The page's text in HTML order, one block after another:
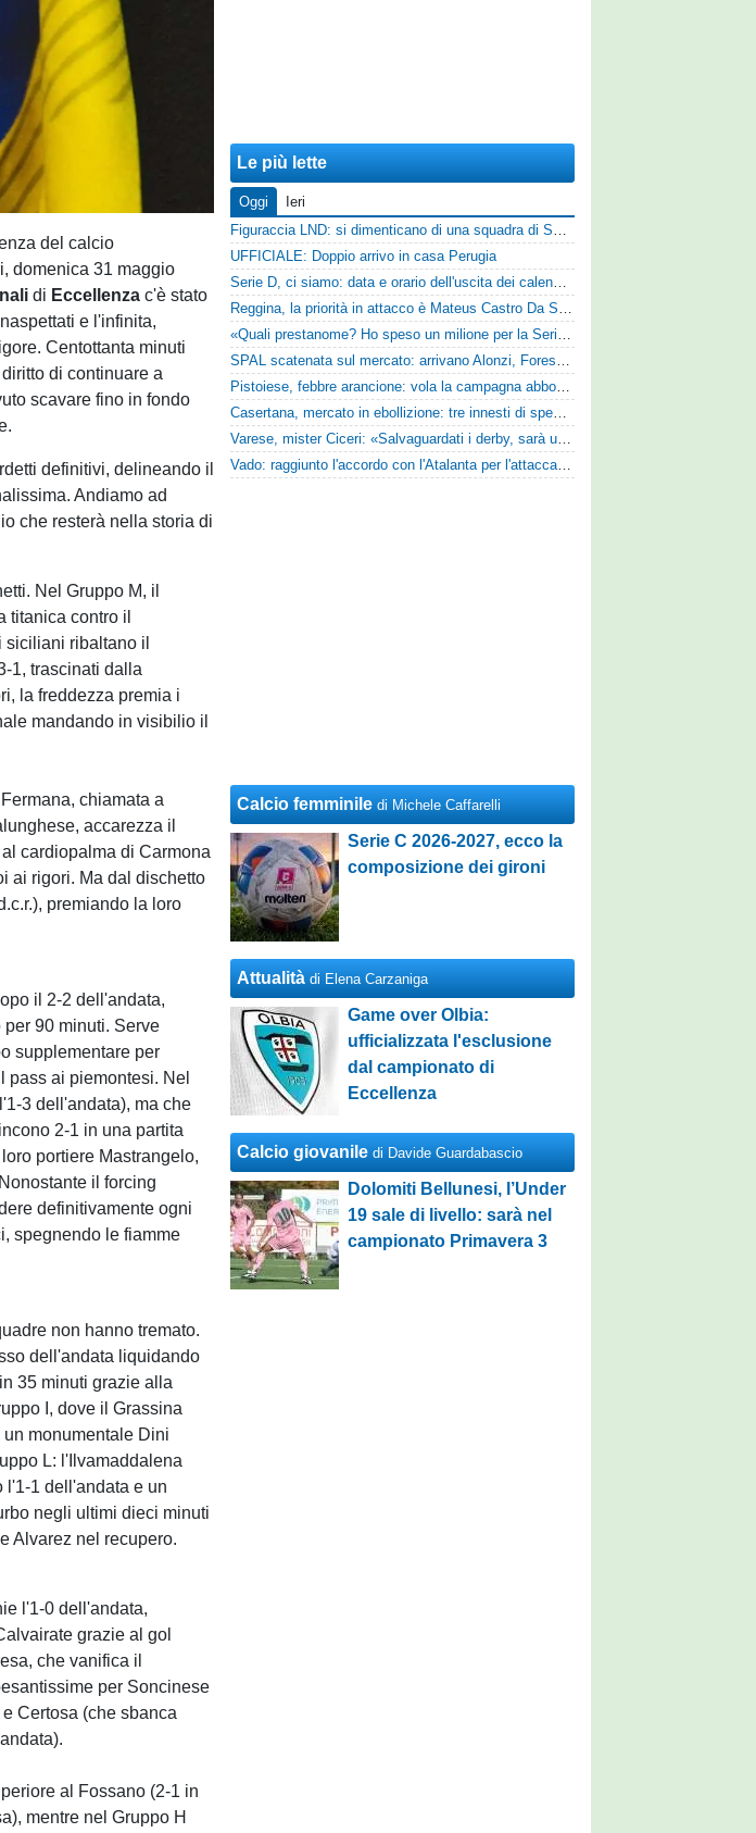
del calcio
domenica 31 maggio
di Eccellenzac'è stato
e l'infinita,
Centottanta minuti
di continuare a
scavare fino in fondo
definitivi, delineando il
Andiamo ad
che resterà nella storia di
Nel Gruppo M, il
titanica contro il
siciliani ribaltano il
1, trascinati dalla
la freddezza premia i
mandando in visibilio il
chiamata a
accarezza il
cardiopalma di Carmona
ai rigori. Ma dal dischetto
premiando la loro
il 2-2 dell'andata,
90 minuti. Serve
supplementare per
pass ai piemontesi. Nel
3 dell'andata), ma che
2-1 in una partita
portiere Mastrangelo,
il forcing
definitivamente ogni
spegnendo le fiamme
non hanno tremato.
dell'andata liquidando
35 minuti grazie alla
I, dove il Grassina
monumentale Dini
L: l'Ilvamaddalena
l'1-1 dell'andata e un
negli ultimi dieci minuti
Alvarez nel recupero.
l'1-0 dell'andata,
grazie al gol
che vanifica il
per Soncinese
Certosa (che sbanca
al Fossano (2-1 in
mentre nel Gruppo H
Le più lette
Oggi
Ieri
Figuraccia LND: si dimenticano di una squadra di Serie D, è da rifare il programma Coppa Italia
UFFICIALE: Doppio arrivo in casa Perugia
Serie D, ci siamo: data e orario dell'uscita dei calendari ufficiali
Reggina, la priorità in attacco è Mateus Castro Da Silva: ore decisive per la fumata bianca
«Quali prestanome? Ho speso un milione per la Serie D»: Bandecchi rompe il silenzio sul futuro della Ternana
SPAL scatenata sul mercato: arrivano Alonzi, Foresta, Munaretto e Tobia
Pistoiese, febbre arancione: vola la campagna abbonamenti, superata quota 750 tessere
Casertana, mercato in ebollizione: tre innesti di spessore per lo scacchiere di Vinicio Espinal
Varese, mister Ciceri: «Salvaguardati i derby, sarà un campionato avvincente»
Vado: raggiunto l'accordo con l'Atalanta per l'attaccante Frederick Samuel Ndongue
Calcio femminile di Michele Caffarelli
Serie C 2026-2027, ecco la
composizione dei gironi
Attualità di Elena Carzaniga
Game over Olbia:
ufficializzata l'esclusione
dal campionato di
Eccellenza
Calcio giovanile di Davide Guardabascio
Dolomiti Bellunesi, l’Under
19 sale di livello: sarà nel
campionato Primavera 3